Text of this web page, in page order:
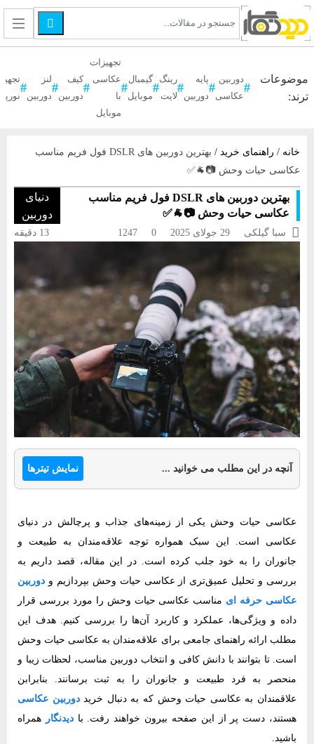

موضوعات
ترند:
دوربین
عکاسی
پایه
دوربین
رینگ
لایت
گیمبال
موبایل
تجهیزات
عکاسی
با
موبایل
کیف
دوربین
لنز
دوربین
خانه / راهنمای خرید /
بهترین دوربین های DSLR فول فریم مناسب
عکاسی حیات وحش 📷​🐐​✅​
بهترین دوربین های DSLR فول فریم مناسب
عکاسی حیات وحش 📷​🐐​✅​
دنیای
دوربین
 سبا گیلکی 29 جولای 2025 0
1247 13 دقیقه
آنچه در این مطلب می خوانید ... نمایش تیترها
عکاسی حیات وحش یکی از زمینه‌های جذاب و پرچالش در دنیای
عکاسی است. این سبک همواره توجه علاقه‌مندان به طبیعت و
جانوران را به خود جلب کرده است. در این مقاله، قصد داریم به
بررسی و تحلیل عمیق‌تری از عکاسی حیات وحش بپردازیم و دوربین
عکاسی حرفه ای مناسب عکاسی حیات وحش را مورد بررسی قرار
داده و ویژگی‌ها، عملکرد و کاربرد آن‌ها را بررسی کنیم. هدف این
مطلب ارائه راهنمای جامعی برای علاقه‌مندان به عکاسی حیات وحش
است. تا بتوانند با دانش کافی و انتخاب دوربین مناسب، لحظات زیبا و
منحصر به فرد طبیعت و جانوران را به ثبت برسانند. بنابرابن
علاقمندان به عکاسی حیات وحش که به دنبال خریددوربین عکاسی
هستند، دست پر از این صفحه بیرون خواهند رفت. بادیدنگار
همراه
باشید.